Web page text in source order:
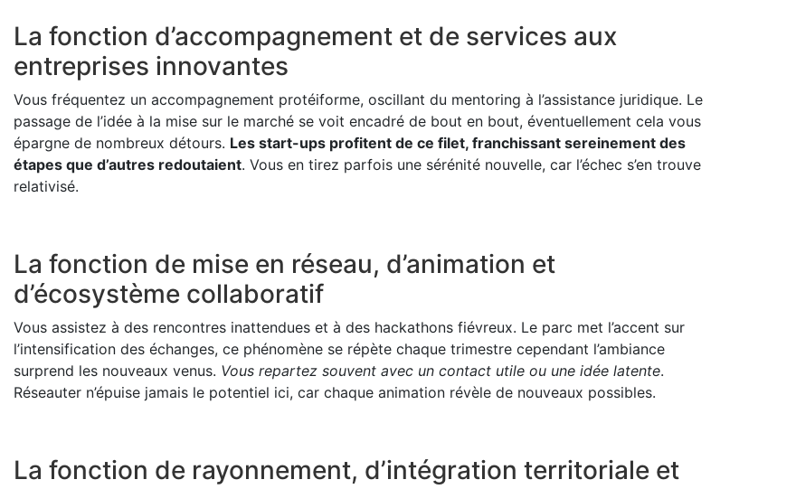
La fonction d’accompagnement et de services aux
entreprises innovantes
Vous fréquentez un accompagnement protéiforme, oscillant du mentoring à l’assistance juridique. Le
passage de l’idée à la mise sur le marché se voit encadré de bout en bout, éventuellement cela vous
épargne de nombreux détours. Les start-ups profitent de ce filet, franchissant sereinement des
étapes que d’autres redoutaient. Vous en tirez parfois une sérénité nouvelle, car l’échec s’en trouve
relativisé.
La fonction de mise en réseau, d’animation et
d’écosystème collaboratif
Vous assistez à des rencontres inattendues et à des hackathons fiévreux. Le parc met l’accent sur
l’intensification des échanges, ce phénomène se répète chaque trimestre cependant l’ambiance
surprend les nouveaux venus. Vous repartez souvent avec un contact utile ou une idée latente.
Réseauter n’épuise jamais le potentiel ici, car chaque animation révèle de nouveaux possibles.
La fonction de rayonnement, d’intégration territoriale et